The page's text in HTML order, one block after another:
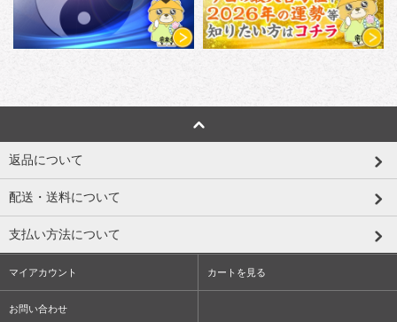
返品について
配送・送料について
支払い方法について
マイアカウント カートを見る
お問い合わせ